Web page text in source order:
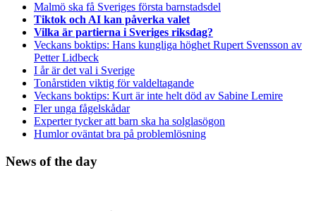
Malmö ska få Sveriges första barnstadsdel
Tiktok och AI kan påverka valet
Vilka är partierna i Sveriges riksdag?
Veckans boktips: Hans kungliga höghet Rupert Svensson av
Petter Lidbeck
I år är det val i Sverige
Tonårstiden viktig för valdeltagande
Veckans boktips: Kurt är inte helt död av Sabine Lemire
Fler unga fågelskådar
Experter tycker att barn ska ha solglasögon
Humlor oväntat bra på problemlösning
News of the day